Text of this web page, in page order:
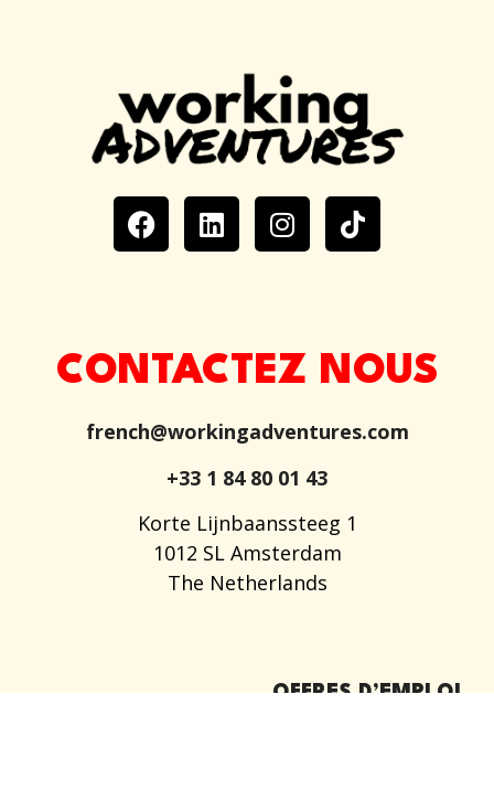
CONTACTEZ NOUS
french@workingadventures.com
+33 1 84 80 01 43
Korte Lijnbaanssteeg 1
1012 SL Amsterdam
The Netherlands
OFFRES D’EMPLOI